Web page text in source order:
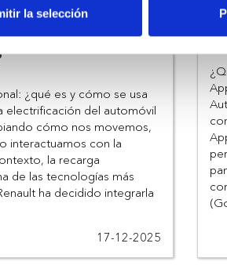
la selección
se usa en el
¿qué es y cómo se usa
electrificación del automóvil
cómo nos movemos,
interactuamos con la
la recarga
de las tecnologías más
ha decidido integrarla
17-12-2025